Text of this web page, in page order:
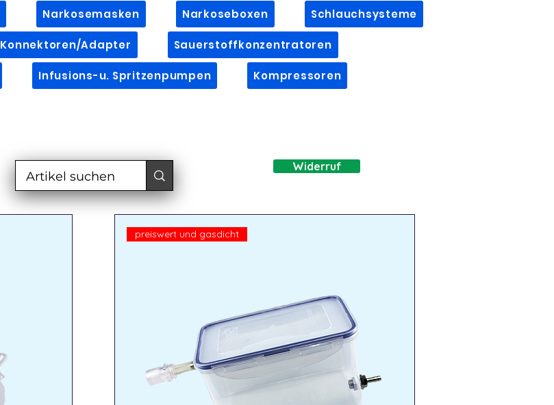
Narkosemasken Narkoseboxen Schlauchsysteme
Konnektoren/Adapter Sauerstoffkonzentratoren
Infusions-u. Spritzenpumpen Kompressoren
Widerruf
preiswert und gasdicht